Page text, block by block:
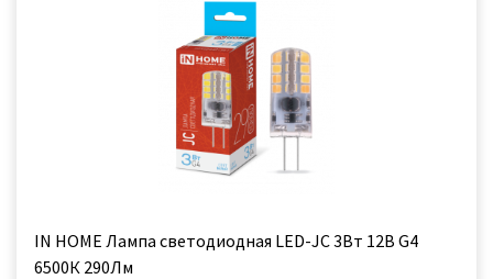
IN HOME Лампа светодиодная LED-JC 3Вт 12В G4
6500К 290Лм